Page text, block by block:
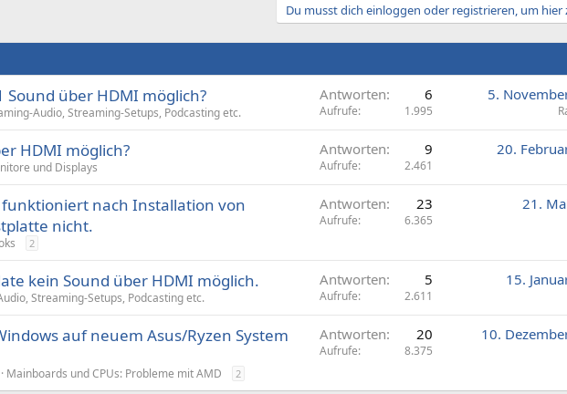
Du musst dich einloggen oder registrieren, um
Sound über HDMI möglich?
Audio, Streaming-Setups, Podcasting etc.
Antworten 6
Aufrufe 1.995
5.
HDMI möglich?
und Displays
Antworten 9
Aufrufe 2.461
20.
nach Installation von
nicht.
2
Antworten 23
Aufrufe 6.365
21.
kein Sound über HDMI möglich.
Streaming-Setups, Podcasting etc.
Antworten 5
Aufrufe 2.611
15.
auf neuem Asus/Ryzen System
Mainboards und CPUs: Probleme mit AMD 2
Antworten 20
Aufrufe 8.375
10.